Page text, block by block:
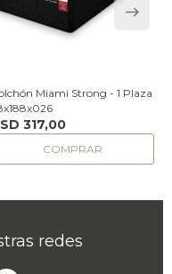
Miami Strong - 1 Plaza
317,00
redes